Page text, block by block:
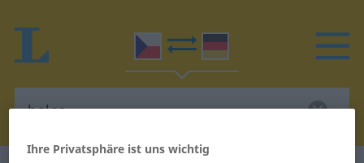
Ihre Privatsphäre ist uns wichtig